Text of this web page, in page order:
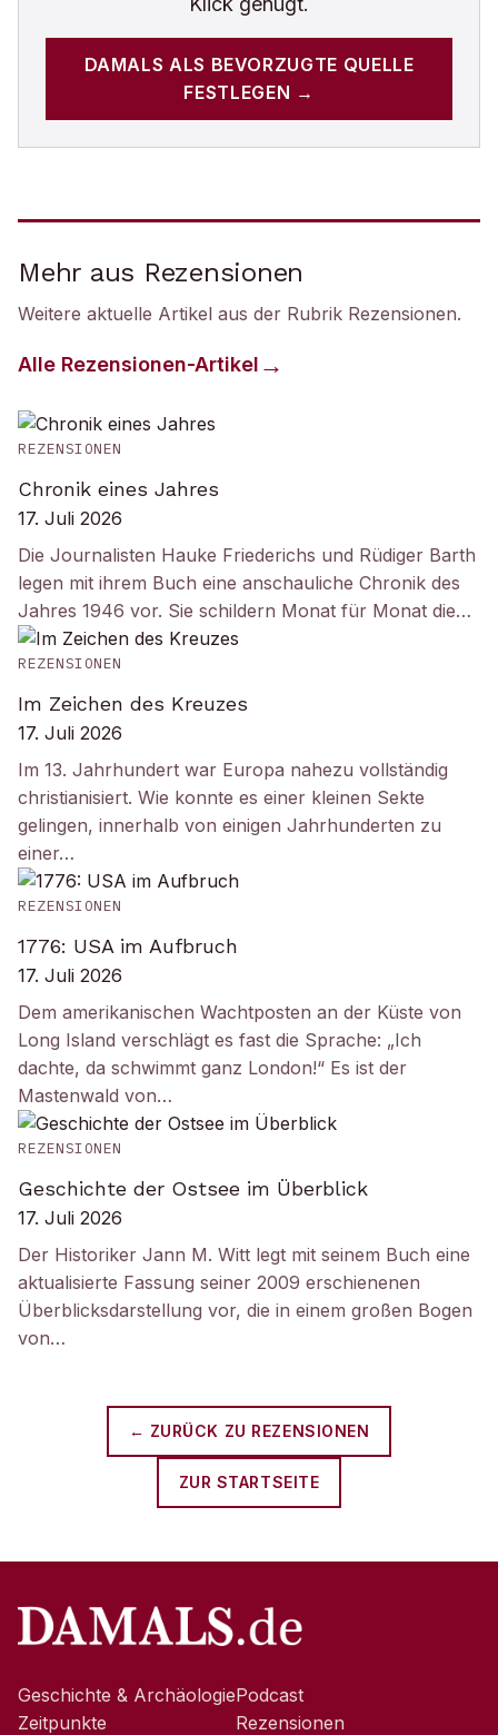
DAMALS ALS BEVORZUGTE QUELLE
FESTLEGEN →
Mehr aus Rezensionen
Weitere aktuelle Artikel aus der Rubrik Rezensionen.
Alle Rezensionen-Artikel
REZENSIONEN
Chronik eines Jahres
17. Juli 2026
Die Journalisten Hauke Friederichs und Rüdiger Barth
legen mit ihrem Buch eine anschauliche Chronik des
Jahres 1946 vor. Sie schildern Monat für Monat die…
REZENSIONEN
Im Zeichen des Kreuzes
17. Juli 2026
Im 13. Jahrhundert war Europa nahezu vollständig
christianisiert. Wie konnte es einer kleinen Sekte
gelingen, innerhalb von einigen Jahrhunderten zu
einer…
REZENSIONEN
1776: USA im Aufbruch
17. Juli 2026
Dem amerikanischen Wachtposten an der Küste von
Long Island verschlägt es fast die Sprache: „Ich
dachte, da schwimmt ganz London!“ Es ist der
Mastenwald von…
REZENSIONEN
Geschichte der Ostsee im Überblick
17. Juli 2026
Der Historiker Jann M. Witt legt mit seinem Buch eine
aktualisierte Fassung seiner 2009 erschienenen
Überblicksdarstellung vor, die in einem großen Bogen
von…
← ZURÜCK ZU REZENSIONEN
ZUR STARTSEITE
Geschichte & Archäologie
Zeitpunkte
Podcast
Rezensionen